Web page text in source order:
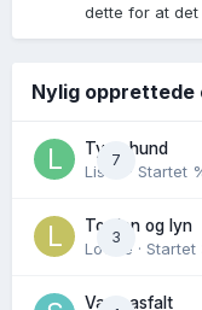
dette for at
Nylig opprettede
7
Tynn hund
Lisen
· Startet
3
Torden og lyn
Lovise · Startet
Varm asfalt